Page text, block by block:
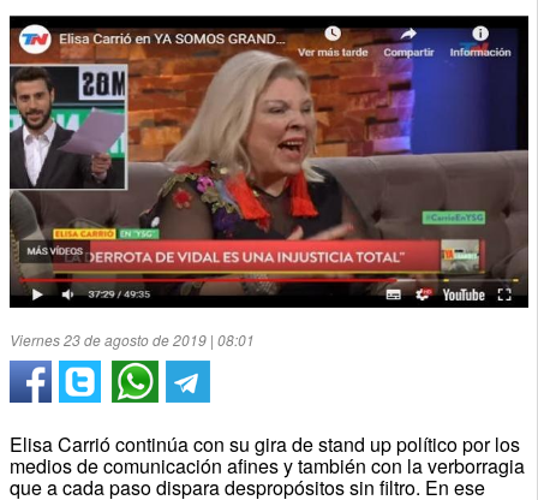
Viernes 23 de agosto de 2019 | 08:01
Elisa Carrió continúa con su gira de stand up político por los
medios de comunicación afines y también con la verborragia
que a cada paso dispara despropósitos sin filtro. En ese